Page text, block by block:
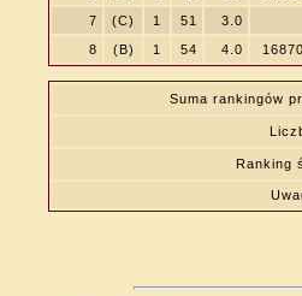
7
(C) 1 51 3.0
8
(B) 1 54 4.0 16870
Suma rankingów
Ranking